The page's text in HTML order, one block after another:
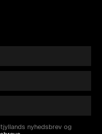
nyhedsbrev og